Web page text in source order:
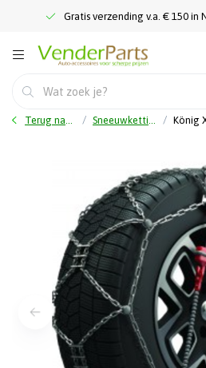
Gratis verzending v.a. € 150 in
Terug naar home Sneeuwkettingen